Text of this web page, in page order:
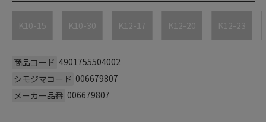
K10-15 K10-30 K12-17 K12-20 K12-23
商品コード 4901755504002
シモジマコード 006679807
メーカー品番 006679807